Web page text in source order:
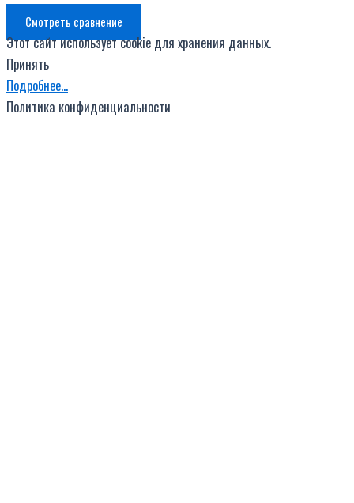
Смотреть сравнение
Этот сайт использует cookie для хранения данных.
Принять
Подробнее…
Политика конфиденциальности